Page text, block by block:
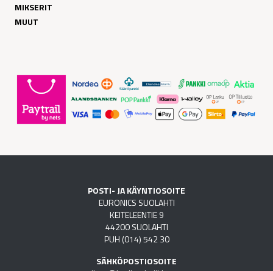
MIKSERIT
MUUT
POSTI- JA KÄYNTIOSOITE
EURONICS SUOLAHTI
KEITELEENTIE 9
44200 SUOLAHTI
PUH (014) 542 30
SÄHKÖPOSTIOSOITE